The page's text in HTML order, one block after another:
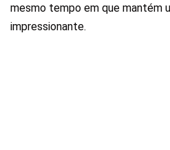
mesmo tempo em que mantém
impressionante.